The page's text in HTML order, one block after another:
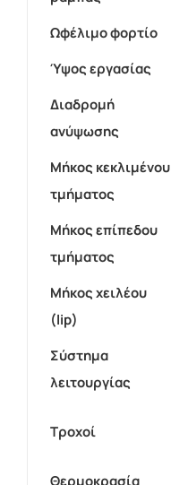
Ωφέλιμο φορτίο
Ύψος εργασίας
Διαδρομή
ανύψωσης
Μήκος κεκλιμένου
τμήματος
Μήκος επίπεδου
τμήματος
Μήκος χειλέου
(lip)
Σύστημα
λειτουργίας
Τροχοί
Θερμοκρασία